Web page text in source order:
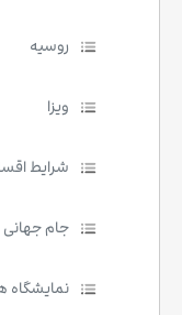
روسیه
ویزا
شرایط
جام جهانی
نمایشگاه